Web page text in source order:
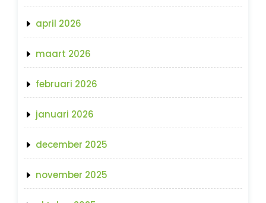
april 2026
maart 2026
februari 2026
januari 2026
december 2025
november 2025